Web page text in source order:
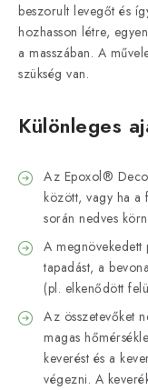
beszorult levegőt és
hozhasson létre,
a masszában. A
szükség van.
Különleges
Az Epoxol® Deco
között, vagy ha a
során nedves
A megnövekedett
tapadást, a
(pl. elkenődött
Az összetevőket
magas
keverést és a
végezni. A